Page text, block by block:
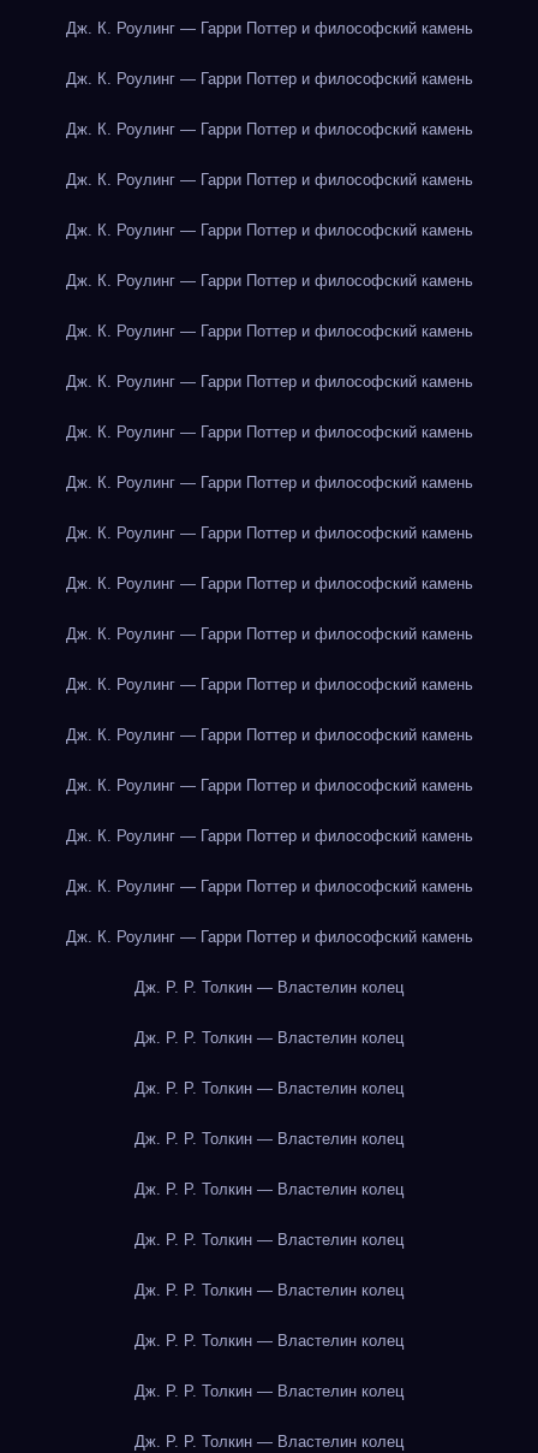
Дж. К. Роулинг — Гарри Поттер и философский камень
Дж. К. Роулинг — Гарри Поттер и философский камень
Дж. К. Роулинг — Гарри Поттер и философский камень
Дж. К. Роулинг — Гарри Поттер и философский камень
Дж. К. Роулинг — Гарри Поттер и философский камень
Дж. К. Роулинг — Гарри Поттер и философский камень
Дж. К. Роулинг — Гарри Поттер и философский камень
Дж. К. Роулинг — Гарри Поттер и философский камень
Дж. К. Роулинг — Гарри Поттер и философский камень
Дж. К. Роулинг — Гарри Поттер и философский камень
Дж. К. Роулинг — Гарри Поттер и философский камень
Дж. К. Роулинг — Гарри Поттер и философский камень
Дж. К. Роулинг — Гарри Поттер и философский камень
Дж. К. Роулинг — Гарри Поттер и философский камень
Дж. К. Роулинг — Гарри Поттер и философский камень
Дж. К. Роулинг — Гарри Поттер и философский камень
Дж. К. Роулинг — Гарри Поттер и философский камень
Дж. К. Роулинг — Гарри Поттер и философский камень
Дж. К. Роулинг — Гарри Поттер и философский камень
Дж. Р. Р. Толкин — Властелин колец
Дж. Р. Р. Толкин — Властелин колец
Дж. Р. Р. Толкин — Властелин колец
Дж. Р. Р. Толкин — Властелин колец
Дж. Р. Р. Толкин — Властелин колец
Дж. Р. Р. Толкин — Властелин колец
Дж. Р. Р. Толкин — Властелин колец
Дж. Р. Р. Толкин — Властелин колец
Дж. Р. Р. Толкин — Властелин колец
Дж. Р. Р. Толкин — Властелин колец